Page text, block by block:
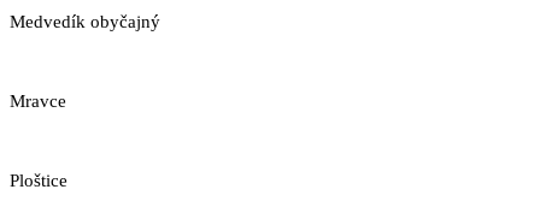
Medvedík obyčajný
Mravce
Ploštice